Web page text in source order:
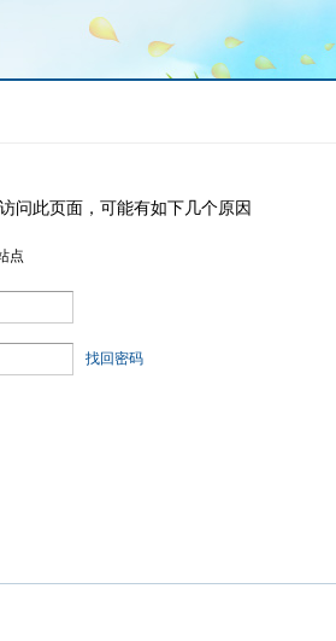
问此页面，可能有如下几个原因
点
找回密码